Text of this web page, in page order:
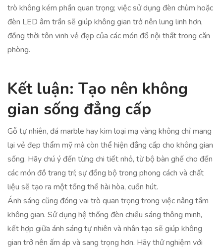
trò không kém phần quan trọng; việc sử dụng đèn chùm hoặc
đèn LED âm trần sẽ giúp không gian trở nên lung linh hơn,
đồng thời tôn vinh vẻ đẹp của các món đồ nội thất trong căn
phòng.
Kết luận: Tạo nên không
gian sống đẳng cấp
Gỗ tự nhiên, đá marble hay kim loại mạ vàng không chỉ mang
lại vẻ đẹp thẩm mỹ mà còn thể hiện đẳng cấp cho không gian
sống. Hãy chú ý đến từng chi tiết nhỏ, từ bộ bàn ghế cho đến
các món đồ trang trí; sự đồng bộ trong phong cách và chất
liệu sẽ tạo ra một tổng thể hài hòa, cuốn hút.
Ánh sáng cũng đóng vai trò quan trọng trong việc nâng tầm
không gian. Sử dụng hệ thống đèn chiếu sáng thông minh,
kết hợp giữa ánh sáng tự nhiên và nhân tạo sẽ giúp không
gian trở nên ấm áp và sang trọng hơn. Hãy thử nghiệm với